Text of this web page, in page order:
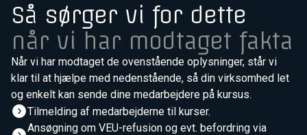
Så sørger vi for dette
når vi har modtaget fakta
Når vi har modtaget de ovenstående oplysninger, står vi
klar til at hjælpe med nedenstående, så din virksomhed let
og enkelt kan sende dine medarbejdere på kursus.
Tilmelding af medarbejderne til kurser.
Ansøgning om VEU-refusion og evt. befordring via